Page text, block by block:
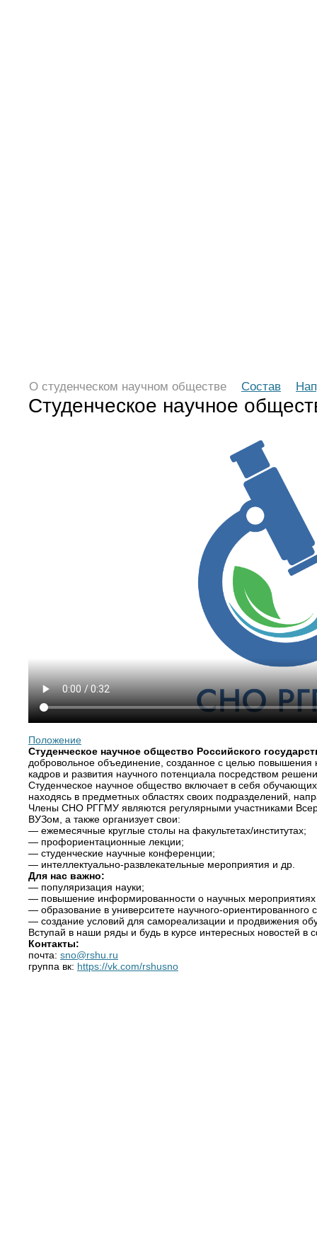
О студенческом научном обществе Состав
Студенческое научное
Положение
Студенческое научное общество Российского
добровольное объединение, созданное с целью повышения
кадров и развития научного потенциала посредством
Студенческое научное общество включает в себя
находясь в предметных областях своих подразделений,
Члены СНО РГГМУ являются регулярными участниками
ВУЗом, а также организует свои:
— ежемесячные круглые столы на факультетах/институтах;
— профориентационные лекции;
— студенческие научные конференции;
— интеллектуально-развлекательные мероприятия и др.
Для нас важно:
— популяризация науки;
— повышение информированности о научных мероприятиях
— образование в университете научного-ориентированного
— создание условий для самореализации и продвижения
Вступай в наши ряды и будь в курсе интересных новостей в
Контакты:
почта: sno@rshu.ru
группа вк: https://vk.com/rshusno